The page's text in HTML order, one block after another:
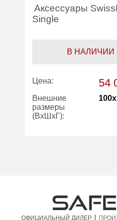
Аксессуары
Single
В НАЛИЧИИ
Цена: 54
Внешние
размеры
(ВхШхГ):
ОФИЦИАЛЬНЫЙ ДИЛЕР